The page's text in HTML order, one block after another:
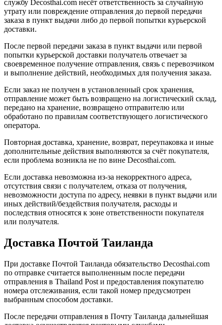
службу Decosthai.com несёт ответственность за случайную
утрату или повреждение отправления до первой передачи
заказа в пункт выдачи либо до первой попытки курьерской
доставки.
После первой передачи заказа в пункт выдачи или первой
попытки курьерской доставки получатель отвечает за
своевременное получение отправления, связь с перевозчиком
и выполнение действий, необходимых для получения заказа.
Если заказ не получен в установленный срок хранения,
отправление может быть возвращено на логистический склад,
передано на хранение, возвращено отправителю или
обработано по правилам соответствующего логистического
оператора.
Повторная доставка, хранение, возврат, переупаковка и иные
дополнительные действия выполняются за счёт покупателя,
если проблема возникла не по вине Decosthai.com.
Если доставка невозможна из-за некорректного адреса,
отсутствия связи с получателем, отказа от получения,
невозможности доступа по адресу, неявки в пункт выдачи или
иных действий/бездействия получателя, расходы и
последствия относятся к зоне ответственности покупателя
или получателя.
Доставка Почтой Таиланда
При доставке Почтой Таиланда обязательство Decosthai.com
по отправке считается выполненным после передачи
отправления в Thailand Post и предоставления покупателю
номера отслеживания, если такой номер предусмотрен
выбранным способом доставки.
После передачи отправления в Почту Таиланда дальнейшая